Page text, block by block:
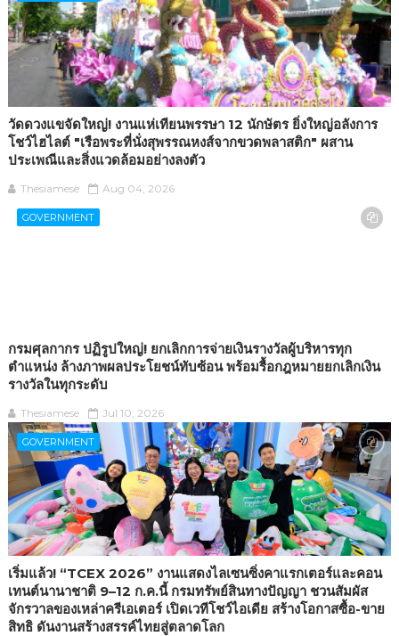
วัดดวงแขจัดใหญ่! งานแห่เทียนพรรษา 12 นักษัตร ยิ่งใหญ่อลังการ
โชว์ไฮไลต์ "เรือพระที่นั่งสุพรรณหงส์จากขวดพลาสติก" ผสาน
ประเพณีและสิ่งแวดล้อมอย่างลงตัว
Thesiamese Aug 04, 2026
GOVERNMENT
กรมศุลกากร ปฏิรูปใหญ่! ยกเลิกการจ่ายเงินรางวัลผู้บริหารทุก
ตำแหน่ง ล้างภาพผลประโยชน์ทับซ้อน พร้อมรื้อกฎหมายยกเลิกเงิน
รางวัลในทุกระดับ
Thesiamese Jul 10, 2026
GOVERNMENT
เริ่มแล้ว! “TCEX 2026” งานแสดงไลเซนซิ่งคาแรกเตอร์และคอน
เทนต์นานาชาติ 9–12 ก.ค.นี้ กรมทรัพย์สินทางปัญญา ชวนสัมผัส
จักรวาลของเหล่าครีเอเตอร์ เปิดเวทีโชว์ไอเดีย สร้างโอกาสซื้อ-ขาย
สิทธิ ดันงานสร้างสรรค์ไทยสู่ตลาดโลก